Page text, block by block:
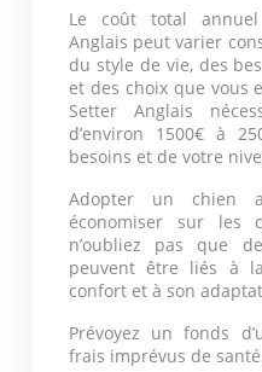
Le coût total annuel
Anglais peut varier
du style de vie, des
et des choix que vous
Setter Anglais
d’environ 1500€ à
besoins et de votre
Adopter un chien
économiser sur les
n’oubliez pas que
peuvent être liés à
confort et à son
Prévoyez un fonds
frais imprévus de